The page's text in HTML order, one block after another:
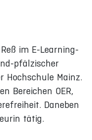
im E-Learning-
pfälzischer
Hochschule Mainz.
Bereichen OER,
Daneben
tätig.